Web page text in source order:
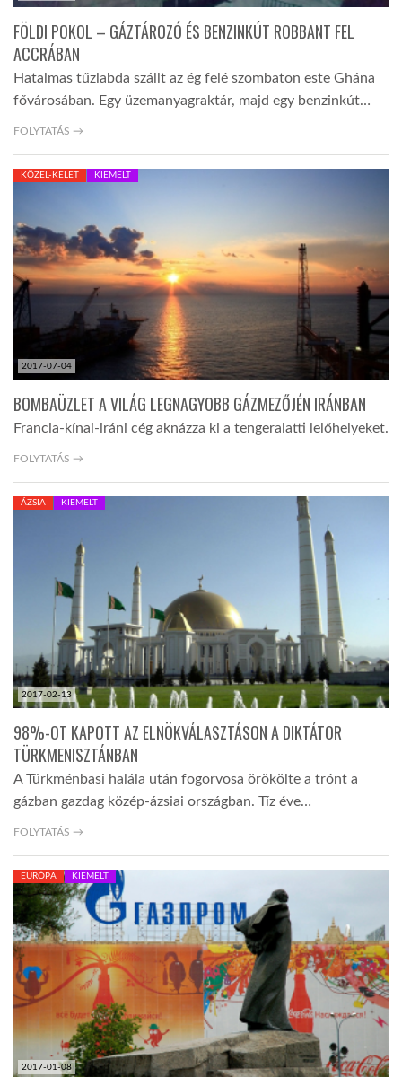
FÖLDI POKOL – GÁZTÁROZÓ ÉS BENZINKÚT ROBBANT FEL
ACCRÁBAN
Hatalmas tűzlabda szállt az ég felé szombaton este Ghána
fővárosában. Egy üzemanyagraktár, majd egy benzinkút…
FOLYTATÁS →
2017-07-04
KÖZEL-KELET KIEMELT
BOMBAÜZLET A VILÁG LEGNAGYOBB GÁZMEZŐJÉN IRÁNBAN
Francia-kínai-iráni cég aknázza ki a tengeralatti lelőhelyeket.
FOLYTATÁS →
2017-02-13
ÁZSIA KIEMELT
98%-OT KAPOTT AZ ELNÖKVÁLASZTÁSON A DIKTÁTOR
TÜRKMENISZTÁNBAN
A Türkménbasi halála után fogorvosa örökölte a trónt a
gázban gazdag közép-ázsiai országban. Tíz éve…
FOLYTATÁS →
2017-01-08
EURÓPA KIEMELT